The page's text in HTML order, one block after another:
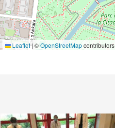
Leaflet| ©OpenStreetMapcontributors